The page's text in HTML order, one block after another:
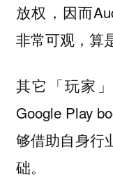
放权，因而
非常可观，算
其它「玩家
Google Play
够借助自身行
础。